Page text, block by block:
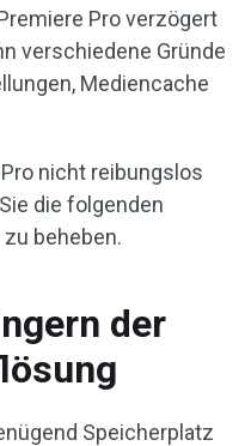
Pro verzögert
verschiedene Gründe
Mediencache
nicht reibungslos
die folgenden
beheben.
der
Speicherplatz